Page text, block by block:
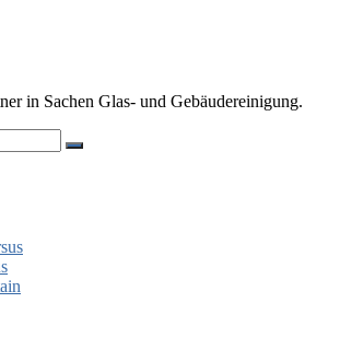
in Sachen Glas- und Gebäudereinigung.